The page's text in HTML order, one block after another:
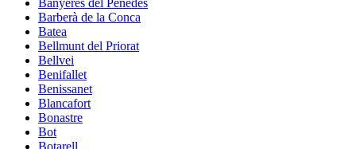
Barberà de la Conca
Batea
Bellmunt del Priorat
Bellvei
Benifallet
Benissanet
Blancafort
Bonastre
Bot
Botarell